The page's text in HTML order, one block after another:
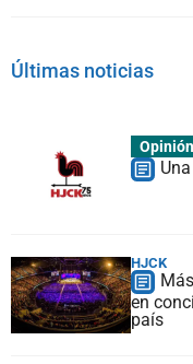
Últimas noticias
Opinión
HJCK
en
país